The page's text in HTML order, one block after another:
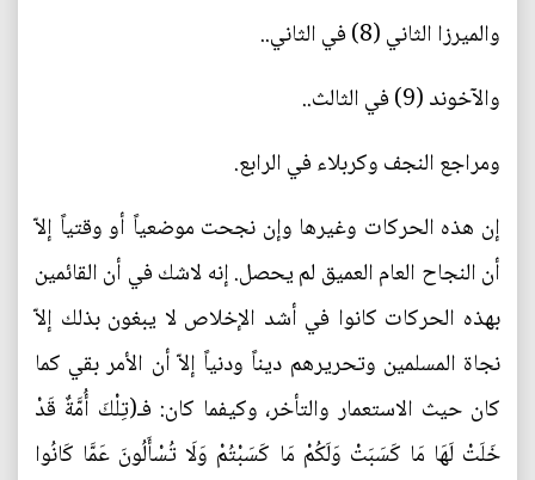
والميرزا الثاني (8) في الثاني..
والآخوند (9) في الثالث..
ومراجع النجف وكربلاء في الرابع.
إن هذه الحركات وغيرها وإن نجحت موضعياً أو وقتياً إلاّ
أن النجاح العام العميق لم يحصل. إنه لاشك في أن القائمين
بهذه الحركات كانوا في أشد الإخلاص لا يبغون بذلك إلاّ
نجاة المسلمين وتحريرهم ديناً ودنياً إلاّ أن الأمر بقي كما
كان حيث الاستعمار والتأخر، وكيفما كان: فـ(تِلْكَ أُمَّةٌ قَدْ
خَلَتْ لَهَا مَا كَسَبَتْ وَلَكُمْ مَا كَسَبْتُمْ وَلَا تُسْأَلُونَ عَمَّا كَانُوا